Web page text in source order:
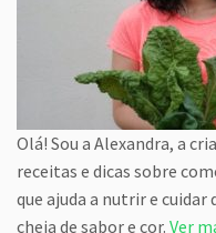
Olá! Sou a Alexandra, a
receitas e dicas sobre
que ajuda a nutrir e
cheia de sabor e cor. Ver